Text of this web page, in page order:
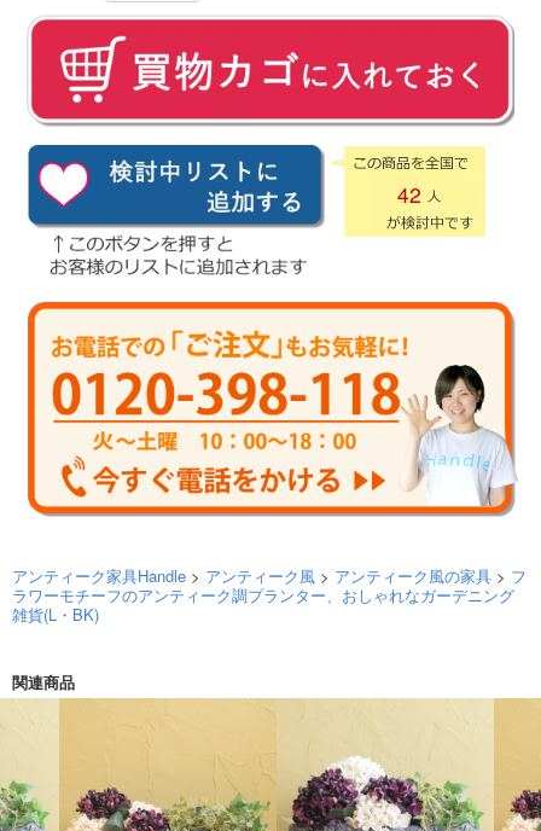
42
アンティーク家具Handle > アンティーク風 > アンティーク風の家具 > フ
ラワーモチーフのアンティーク調プランター、おしゃれなガーデニング
雑貨(L・BK)
関連商品